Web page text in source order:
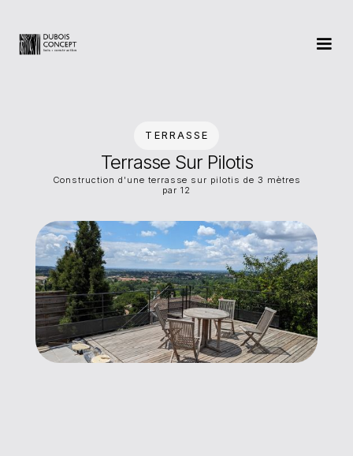
TERRASSE
Terrasse Sur Pilotis
Construction d'une terrasse sur pilotis de 3 mètres
par 12